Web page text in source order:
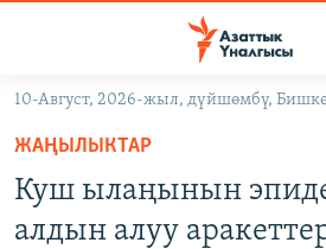
Навигацияга
өтүңүз
Издөөгө
салыңыз
ДҮЙНӨ
10-Август, 2026-жыл, дүйшөмбү,
ЖАҢЫЛЫКТАР
Куш ылаңынын
алдын алуу